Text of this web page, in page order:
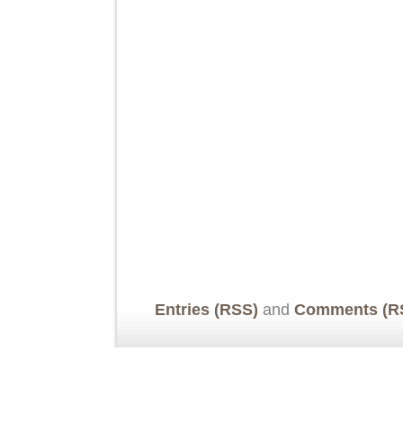
Entries (RSS) and Comments